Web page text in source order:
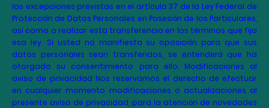
las excepciones previstas en el artículo 37 de la Ley Federal de
Protección de Datos Personales en Posesión de los Particulares,
así como a realizar esta transferencia en los términos que fija
esa ley. Si usted no manifiesta su oposición para que sus
datos personales sean transferidos, se entenderá que ha
otorgado su consentimiento para ello. Modificaciones al
aviso de privacidad Nos reservamos el derecho de efectuar
en cualquier momento modificaciones o actualizaciones al
presente aviso de privacidad, para la atención de novedades